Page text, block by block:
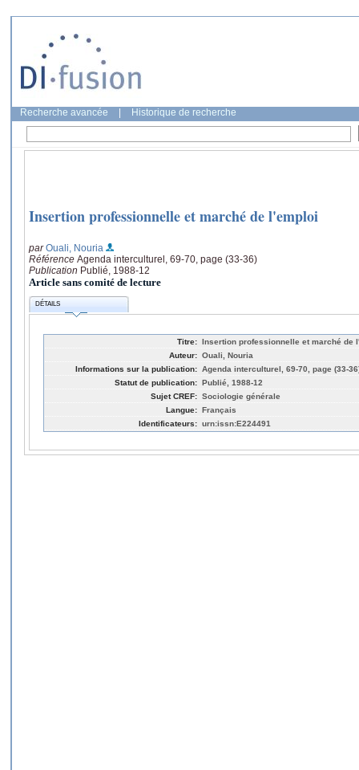
Recherche avancée Historique de recherche
Insertion professionnelle et marché de l'emploi
parOuali, Nouria
Référence Agenda interculturel, 69-70, page (33-36)
Publication Publié, 1988-12
Article sans comité de lecture
DÉTAILS
Titre: Insertion professionnelle et marché de
Auteur: Ouali, Nouria
Informations sur la publication: Agenda interculturel, 69-70, page (33-
Statut de publication: Publié, 1988-12
Sujet CREF: Sociologie générale
Langue: Français
Identificateurs: urn:issn:E224491